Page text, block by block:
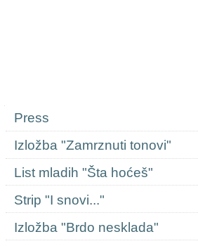
Press
Izložba "Zamrznuti tonovi"
List mladih "Šta hoćeš"
Strip "I snovi..."
Izložba "Brdo nesklada"